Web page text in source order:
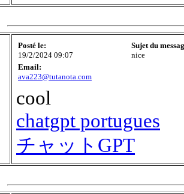
Posté le:
19/2/2024 09:07
Sujet du
nice
Email:
ava223@tutanota.com
cool
chatgpt portugues
チャットGPT